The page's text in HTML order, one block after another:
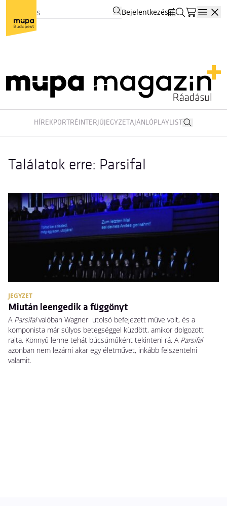
Bejelentkezés
HÍREKPORTRÉINTERJÚJEGYZETAJÁNLÓPLAYLIST
Találatok erre: Parsifal
JEGYZET
Miután leengedik a függönyt
A Parsifalvalóban Wagner utolsó befejezett műve volt, és a
komponista már súlyos betegséggel küzdött, amikor dolgozott
rajta. Könnyű lenne tehát búcsúműként tekinteni rá. A Parsifal
azonban nem lezárni akar egy életművet, inkább felszentelni
valamit.